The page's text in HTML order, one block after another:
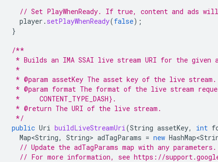
// Set PlayWhenReady. If true, content and ads
player . setPlayWhenReady(false);
}
/**
* Builds an IMA SSAI live stream URI for the given
*
* @param assetKey The asset key of the live stream.
* @param format The format of the live stream
*     CONTENT_TYPE_DASH}.
* @return The URI of the live stream.
*/
public Uri buildLiveStreamUri(String assetKey, int
Map<String, String> adTagParams = new
// Update the adTagParams map with any parameters.
// For more information, see https://